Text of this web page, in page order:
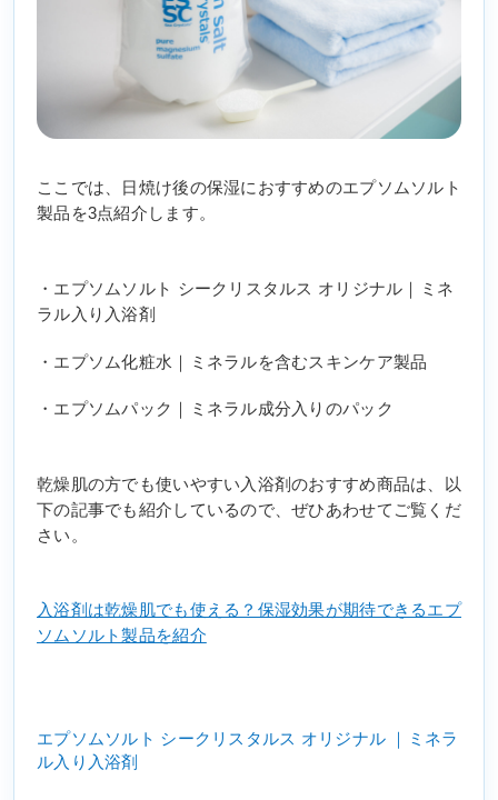
ここでは、日焼け後の保湿におすすめのエプソムソルト
製品を3点紹介します。
・エプソムソルト シークリスタルス オリジナル｜ミネ
ラル入り入浴剤
・エプソム化粧水｜ミネラルを含むスキンケア製品
・エプソムパック｜ミネラル成分入りのパック
乾燥肌の方でも使いやすい入浴剤のおすすめ商品は、以
下の記事でも紹介しているので、ぜひあわせてご覧くだ
さい。
入浴剤は乾燥肌でも使える？保湿効果が期待できるエプ
ソムソルト製品を紹介
エプソムソルト シークリスタルス オリジナル ｜ミネラ
ル入り入浴剤